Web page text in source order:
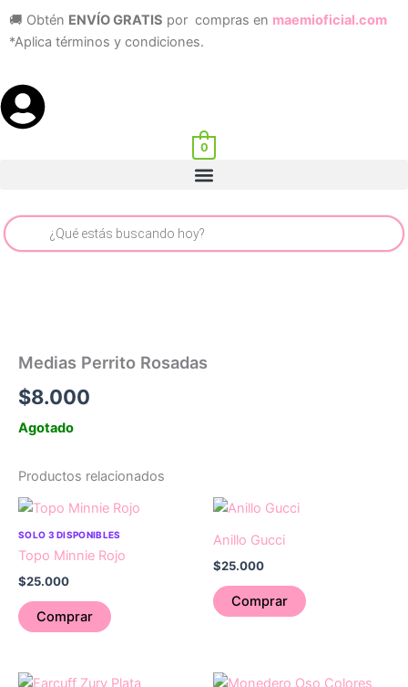
contenido
🚚 Obtén ENVÍO GRATIS por compras en maemioficial.com
*Aplica términos y condiciones.
0
Menu
Búsqueda
de
productos
Medias Perrito Rosadas
$8.000
Agotado
Productos relacionados
SOLO 3 DISPONIBLES
Topo Minnie Rojo
$25.000
Comprar
Anillo Gucci
$25.000
Comprar